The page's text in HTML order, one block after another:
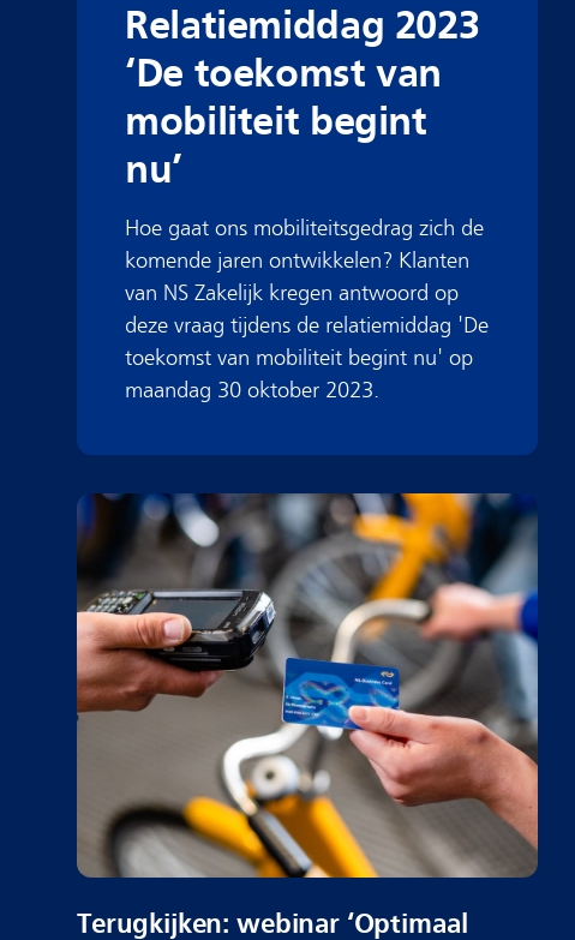
Relatiemiddag 2023
‘De toekomst van
mobiliteit begint
nu’
Hoe gaat ons mobiliteitsgedrag zich de
komende jaren ontwikkelen? Klanten
van NS Zakelijk kregen antwoord op
deze vraag tijdens de relatiemiddag 'De
toekomst van mobiliteit begint nu' op
maandag 30 oktober 2023.
Terugkijken: webinar ‘Optimaal